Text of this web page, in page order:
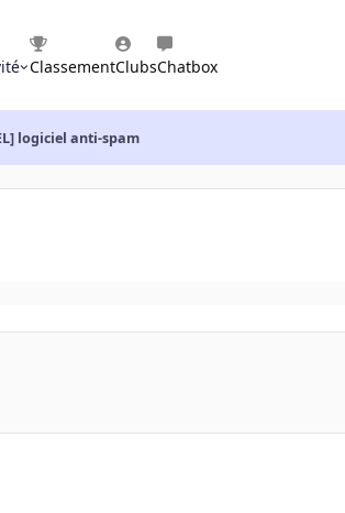
ClassementClubsChatbox
logiciel anti-spam